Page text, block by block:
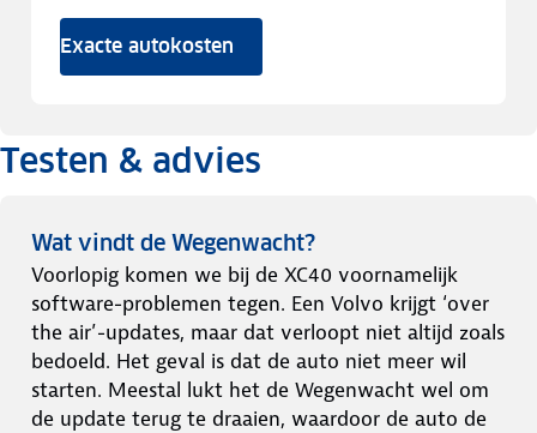
Exacte autokosten
Testen & advies
Wat vindt de Wegenwacht?
Voorlopig komen we bij de XC40 voornamelijk
software-problemen tegen. Een Volvo krijgt ‘over
the air’-updates, maar dat verloopt niet altijd zoals
bedoeld. Het geval is dat de auto niet meer wil
starten. Meestal lukt het de Wegenwacht wel om
de update terug te draaien, waardoor de auto de